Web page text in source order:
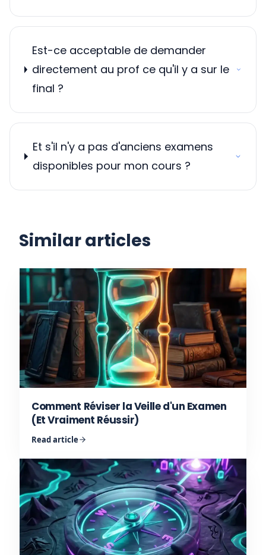
Est-ce acceptable de demander
directement au prof ce qu'il y a sur le
final ?
Et s'il n'y a pas d'anciens examens
disponibles pour mon cours ?
Similar articles
Comment Réviser la Veille d'un Examen
(Et Vraiment Réussir)
Read article